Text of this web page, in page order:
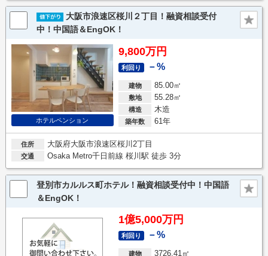
大阪市浪速区桜川２丁目！融資相談受付
中！中国語＆EngOK！
ホテルペンション
9,800万円
利回り －%
建物 85.00㎡
敷地 55.28㎡
構造 木造
築年数 61年
住所 大阪府大阪市浪速区桜川2丁目
交通 Osaka Metro千日前線 桜川駅 徒歩 3分
登別市カルルス町ホテル！融資相談受付中！中国語
＆EngOK！
1億5,000万円
利回り －%
建物 3726.41㎡